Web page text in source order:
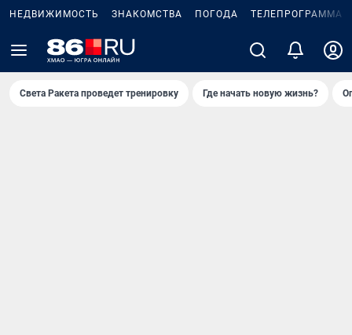
НЕДВИЖИМОСТЬ ЗНАКОМСТВА ПОГОДА ТЕЛЕПРОГРАММА
Света Ракета проведет тренировку Где начать новую жизнь?